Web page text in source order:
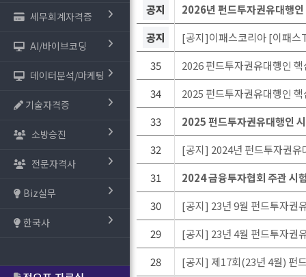
세무회계자격증
AI/바이브코딩
데이터분석/마케팅
기술자격증
소방승진
전문자격사
Biz실무
한국사
공지
2026년 펀드투자권유대행
공지
[공지]이패스코리아 [이패스
35
2026 펀드투자권유대행인
34
2025 펀드투자권유대행인
33
2025 펀드투자권유대행인
32
[공지] 2024년 펀드투자권유
31
2024 금융투자협회 주관 시
30
[공지] 23년 9월 펀드투자권
29
[공지] 23년 4월 펀드투자권
28
[공지] 제17회(23년 4월) 펀